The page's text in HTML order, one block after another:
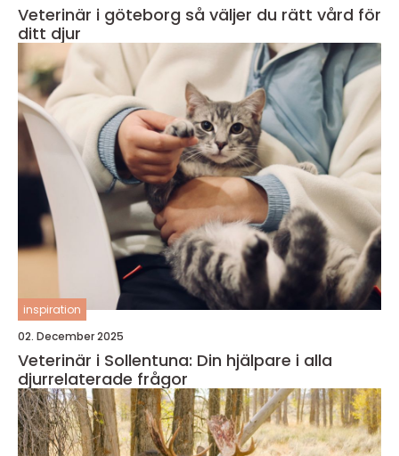
Veterinär i göteborg så väljer du rätt vård för
ditt djur
inspiration
02. December 2025
Veterinär i Sollentuna: Din hjälpare i alla
djurrelaterade frågor